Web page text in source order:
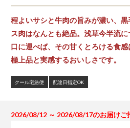
程よいサシと牛肉の旨みが濃い、
ス肉はなんとも絶品。浅草今半流
口に運べば、その甘くとろける食
極上品と実感するおいしさです。
クール宅急便 配達日指定OK
2026/08/12 ～ 2026/08/17のお届けご